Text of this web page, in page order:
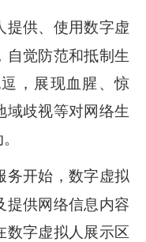
提供、使用数字虚
觉防范和抵制生
，展现血腥、惊
歧视等对网络生
务开始，数字虚拟
提供网络信息内容
数字虚拟人展示区